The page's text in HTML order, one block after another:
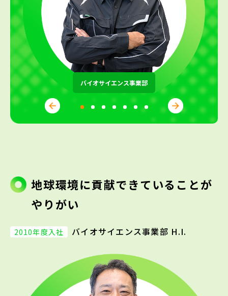
バイオサイエンス事業部
地球環境に貢献できていることが
やりがい
2010年度入社 バイオサイエンス事業部 H.I.